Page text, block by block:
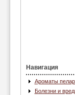
Навигация
Ароматы
Болезни и